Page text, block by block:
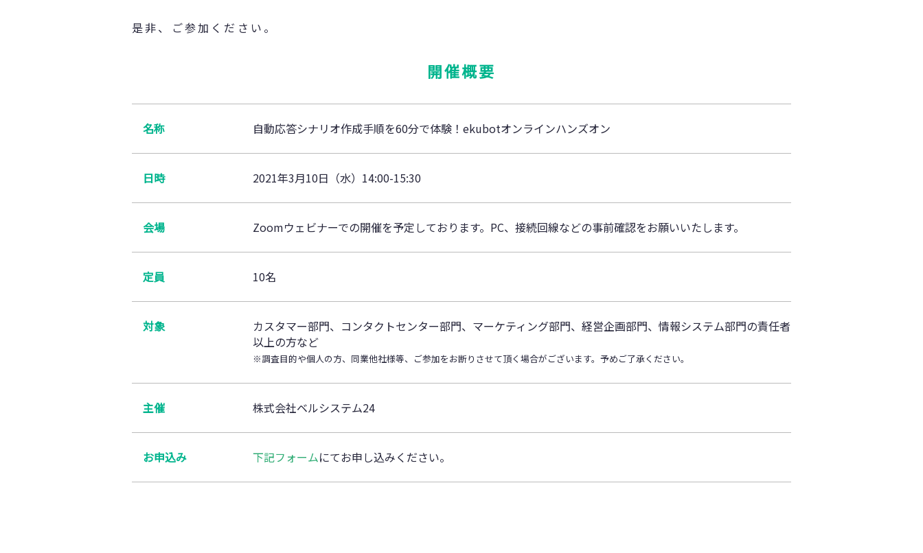
是非、ご参加ください。
開催概要
名称 自動応答シナリオ作成手順を60分で体験！ekubotオンラインハンズオン
日時 2021年3月10日（水）14:00-15:30
会場 Zoomウェビナーでの開催を予定しております。PC、接続回線などの事前確認をお願いいたします。
定員 10名
対象
カスタマー部門、コンタクトセンター部門、マーケティング部門、経営企画部門、情報システム部門の責任者
以上の方など
※調査目的や個人の方、同業他社様等、ご参加をお断りさせて頂く場合がございます。予めご了承ください。
主催 株式会社ベルシステム24
お申込み 下記フォームにてお申し込みください。